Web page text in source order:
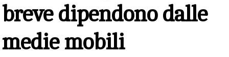
breve dipendono dalle
medie mobili